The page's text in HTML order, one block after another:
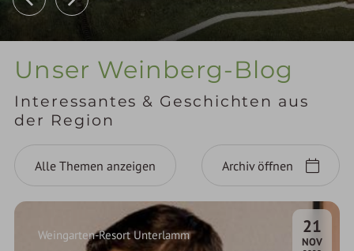
Unser Weinberg-Blog
Interessantes & Geschichten aus
der Region
Alle Themen anzeigen Archiv öffnen
21
NOV.
Weingarten-Resort Unterlamm